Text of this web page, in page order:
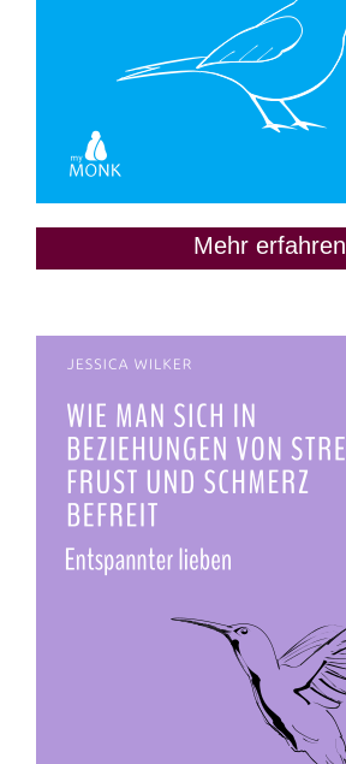
Mehr erfahren